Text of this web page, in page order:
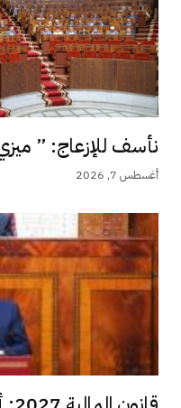
نأسف للإزعاج: ”
أغسطس 7, 2026